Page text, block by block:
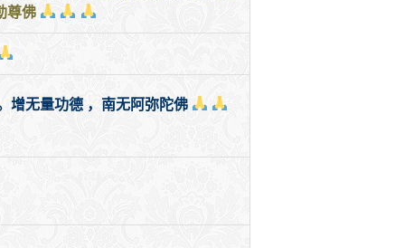
尊佛
增无量功德 ，南无阿弥陀佛